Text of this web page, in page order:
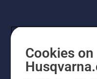
Cookies on